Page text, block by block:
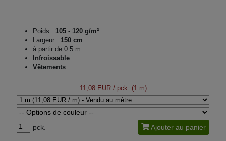
Poids : 105 - 120 g/m²
Largeur : 150 cm
à partir de 0.5 m
Infroissable
Vêtements
11,08 EUR/ pck. (1 m)
pck. Ajouter au panier